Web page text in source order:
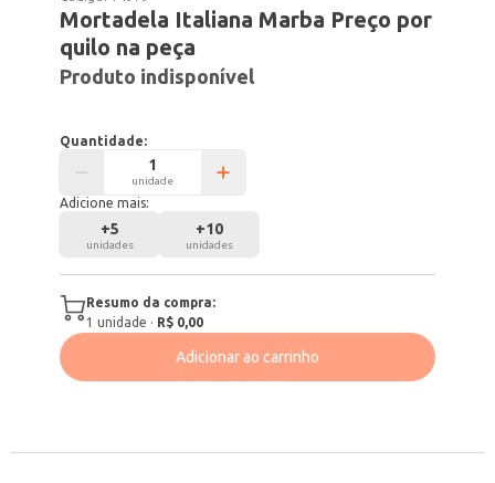
Mortadela Italiana Marba Preço por
quilo na peça
Produto indisponível
Quantidade:
unidade
Adicione mais:
+5
unidades
+10
unidades
Resumo da compra:
1 unidade · R$ 0,00
Adicionar ao carrinho